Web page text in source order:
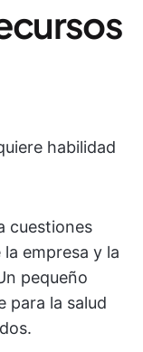
habilidad
cuestiones
empresa y la
pequeño
para la salud